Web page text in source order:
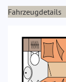
Fahrzeugdetails